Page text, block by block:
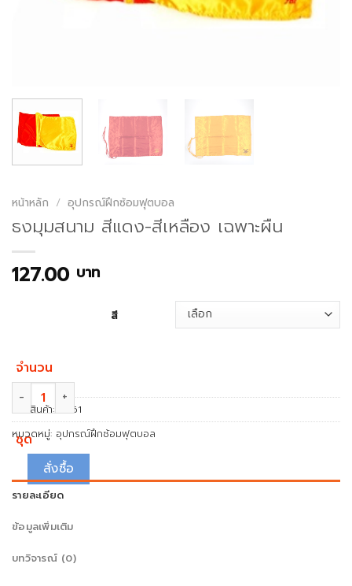
หน้าหลัก / อุปกรณ์ฝึกซ้อมฟุตบอล
ธงมุมสนาม สีแดง-สีเหลือง เฉพาะผืน
127.00 บาท
สี
จำนวน
จำนวน ธงมุมสนาม สีแดง-สีเหลือง เฉพาะผืน ชิ้น
ชุด
สั่งซื้อ
รหัสสินค้า:NS61
หมวดหมู่: อุปกรณ์ฝึกซ้อมฟุตบอล
รายละเอียด
ข้อมูลเพิ่มเติม
บทวิจารณ์ (0)